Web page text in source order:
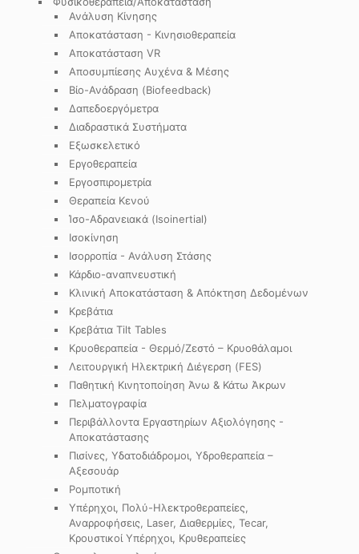
Ανάλυση Κίνησης
Αποκατάσταση - Κινησιοθεραπεία
Αποκατάσταση VR
Αποσυμπίεσης Αυχένα & Μέσης
Βίο-Ανάδραση (Biofeedback)
Δαπεδοεργόμετρα
Διαδραστικά Συστήματα
Εξωσκελετικό
Εργοθεραπεία
Εργοσπιρομετρία
Θεραπεία Κενού
Ίσο-Αδρανειακά (Isoinertial)
Ισοκίνηση
Ισορροπία - Ανάλυση Στάσης
Κάρδιο-αναπνευστική
Κλινική Αποκατάσταση & Απόκτηση Δεδομένων
Κρεβάτια
Κρεβάτια Tilt Tables
Κρυοθεραπεία - Θερμό/Ζεστό – Κρυοθάλαμοι
Λειτουργική Ηλεκτρική Διέγερση (FES)
Παθητική Κινητοποίηση Άνω & Κάτω Άκρων
Πελματογραφία
Περιβάλλοντα Εργαστηρίων Αξιολόγησης -
Αποκατάστασης
Πισίνες, Υδατοδιάδρομοι, Υδροθεραπεία –
Αξεσουάρ
Ρομποτική
Υπέρηχοι, Πολύ-Ηλεκτροθεραπείες,
Αναρροφήσεις, Laser, Διαθερμίες, Tecar,
Κρουστικοί Υπέρηχοι, Κρυθεραπείες